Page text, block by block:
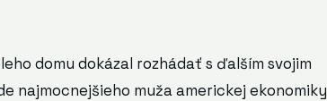
domu dokázal rozhádať s ďalším svojim
najmocnejšieho muža americkej ekonomiky